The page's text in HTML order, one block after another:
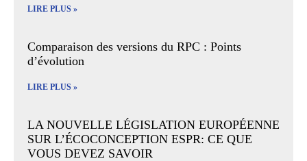
LIRE PLUS »
Comparaison des versions du RPC : Points
d’évolution
LIRE PLUS »
LA NOUVELLE LÉGISLATION EUROPÉENNE
SUR L’ÉCOCONCEPTION ESPR: CE QUE
VOUS DEVEZ SAVOIR